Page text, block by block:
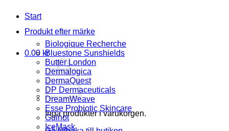
0.00 kr
Inga produkter i varukorgen.
Start
Produkt efter märke
Biologique Recherche
Bluestone Sunshields
Butter London
Dermalogica
DermaQuest
DP Dermaceuticals
DreamWeave
Esse Probiotic Skincare
Guinot
IceMask